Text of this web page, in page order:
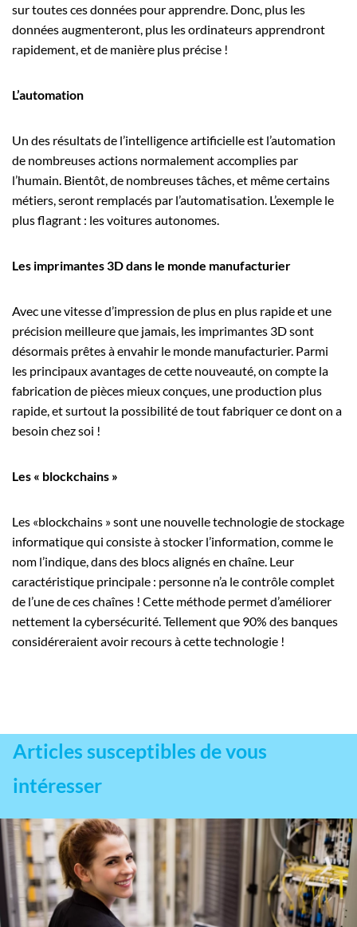
sur toutes ces données pour apprendre. Donc, plus les
données augmenteront, plus les ordinateurs apprendront
rapidement, et de manière plus précise !
L’automation
Un des résultats de l’intelligence artificielle est l’automation
de nombreuses actions normalement accomplies par
l’humain. Bientôt, de nombreuses tâches, et même certains
métiers, seront remplacés par l’automatisation. L’exemple le
plus flagrant : les voitures autonomes.
Les imprimantes 3D dans le monde manufacturier
Avec une vitesse d’impression de plus en plus rapide et une
précision meilleure que jamais, les imprimantes 3D sont
désormais prêtes à envahir le monde manufacturier. Parmi
les principaux avantages de cette nouveauté, on compte la
fabrication de pièces mieux conçues, une production plus
rapide, et surtout la possibilité de tout fabriquer ce dont on a
besoin chez soi !
Les « blockchains »
Les «blockchains » sont une nouvelle technologie de stockage
informatique qui consiste à stocker l’information, comme le
nom l’indique, dans des blocs alignés en chaîne. Leur
caractéristique principale : personne n’a le contrôle complet
de l’une de ces chaînes ! Cette méthode permet d’améliorer
nettement la cybersécurité. Tellement que 90% des banques
considéreraient avoir recours à cette technologie !
Articles susceptibles de vous
intéresser